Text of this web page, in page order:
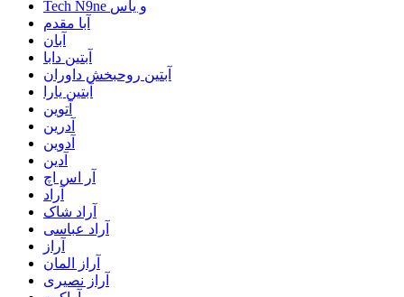
Tech N9ne و یاس
آبا مقدم
آبان
آبتین دابا
آبتین روحبخش داوران
آبتین یارا
آتوین
آدرین
آدوین
آدین
آر اس اچ
آراد
آراد شاک
آراد عباسی
آراز
آراز المان
آراز نصیری